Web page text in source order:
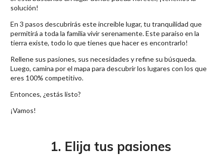
solución!
En 3 pasos descubrirás este increíble lugar, tu tranquilidad que
permitirá a toda la familia vivir serenamente. Este paraíso en la
tierra existe, todo lo que tienes que hacer es encontrarlo!
Rellene sus pasiones, sus necesidades y refine su búsqueda.
Luego, camina por el mapa para descubrir los lugares con los que
eres 100% competitivo.
Entonces, ¿estás listo?
¡Vamos!
1. Elija tus pasiones